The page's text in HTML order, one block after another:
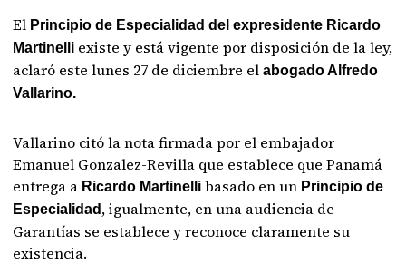
El Principio de Especialidad del expresidente Ricardo
Martinelli existe y está vigente por disposición de la ley,
aclaró este lunes 27 de diciembre elabogado Alfredo
Vallarino.
Vallarino citó la nota firmada por el embajador
Emanuel Gonzalez-Revilla que establece que Panamá
entrega a Ricardo Martinellibasado en un Principio de
Especialidad , igualmente, en una audiencia de
Garantías se establece y reconoce claramente su
existencia.